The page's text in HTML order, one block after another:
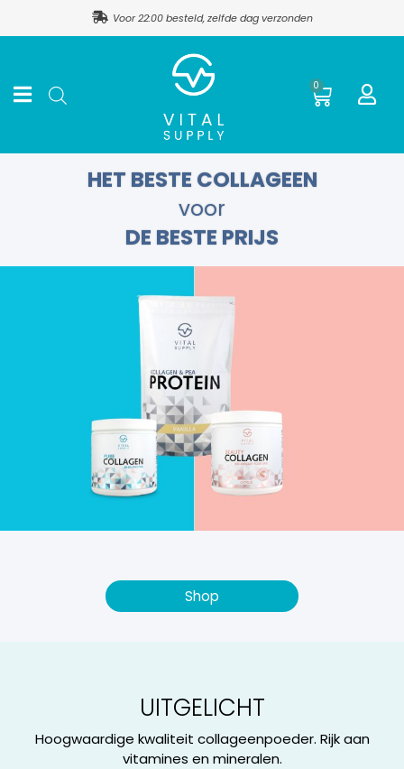
Voor 22:00 besteld, zelfde dag verzonden
0
HET BESTE COLLAGEEN
voor
DE BESTE PRIJS
Shop
UITGELICHT
Hoogwaardige kwaliteit collageenpoeder. Rijk aan
vitamines en mineralen.